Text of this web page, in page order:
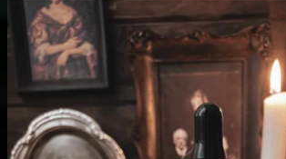
produktu
je
5,0
z
5
hvězdiček.